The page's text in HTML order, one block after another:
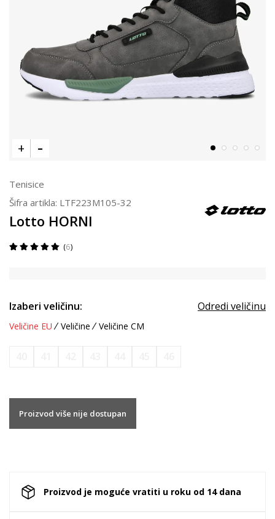
Tenisice
Šifra artikla: LTF223M105-32
Lotto HORNI
6
Izaberi veličinu: Odredi veličinu
Veličine EU Veličine Veličine CM
Proizvod više nije dostupan
Proizvod je moguće vratiti u roku od 14 dana